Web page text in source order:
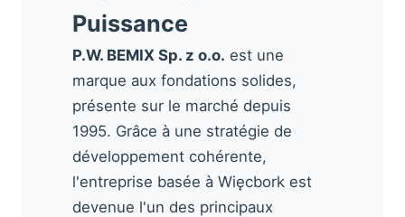
Puissance
P.W. BEMIX Sp. z o.o. est une
marque aux fondations solides,
présente sur le marché depuis
1995. Grâce à une stratégie de
développement cohérente,
l'entreprise basée à Więcbork est
devenue l'un des principaux